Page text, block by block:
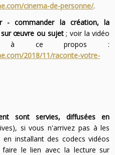
cinema-de-personne/.
- commander la création, la
œuvre ou sujet; voir la vidéo
à ce propos :
2018/11/raconte-votre-
sont servies, diffusées en
si vous n'arrivez pas à les
installant des codecs vidéos
le lien avec la lecture sur